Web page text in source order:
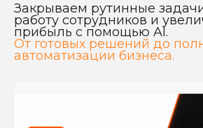
Закрываем рутинные
работу сотрудников и
прибыль с помощью AI.
От готовых решений до
автоматизации бизнеса.